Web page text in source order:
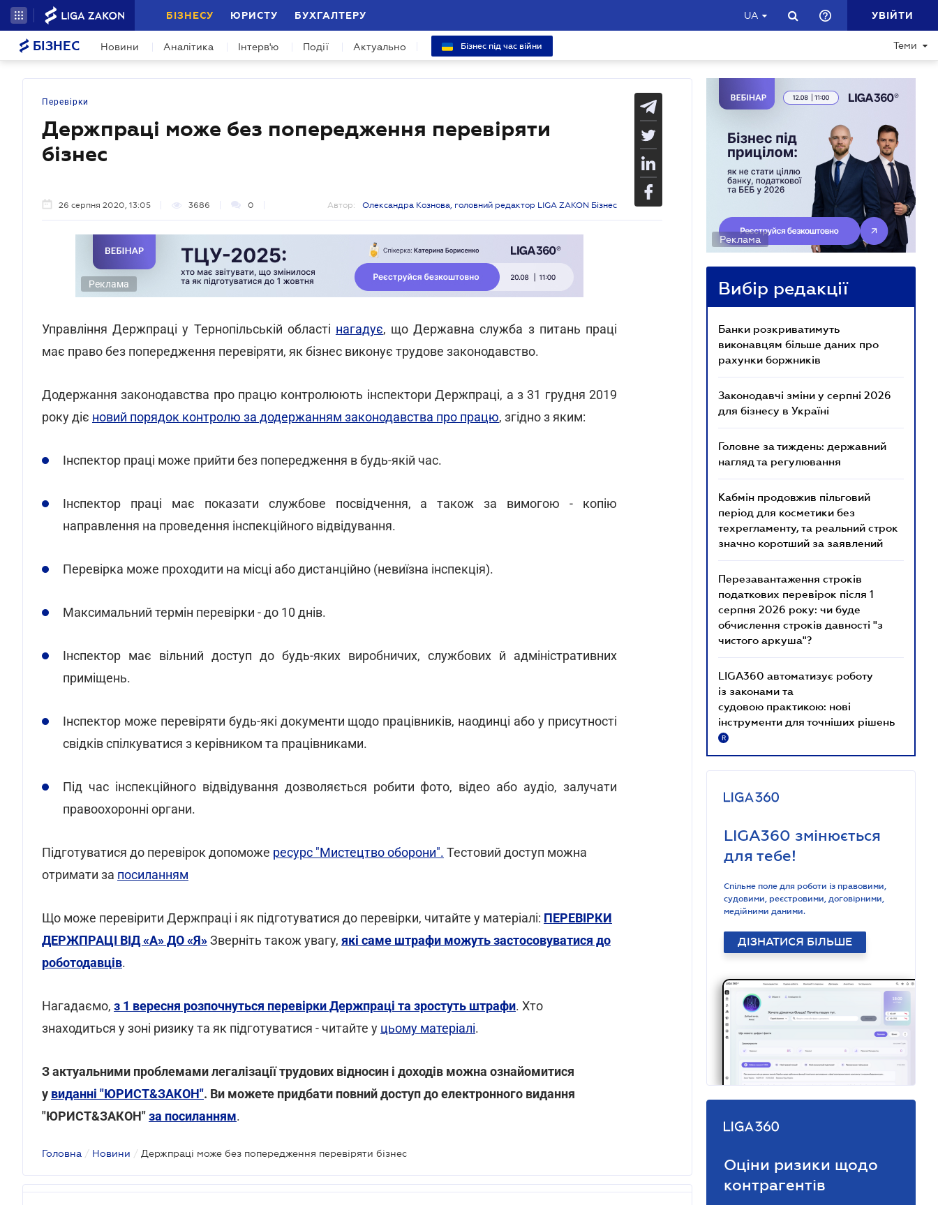
БІЗНЕСУ ЮРИСТУ БУХГАЛТЕРУ UA УВІЙТИ
БІЗНЕС Новини Аналітика Інтерв'ю Події Актуально Бізнес під час війни Теми
Перевірки
Держпраці може без попередження перевіряти
бізнес
26 серпня 2020, 13:05 3686 0 Автор: Олександра Кознова, головний редактор LIGA ZAKON Бізнес
Реклама
Управління Держпраці у Тернопільській області нагадує, що Державна служба з питань праці
має право без попередження перевіряти, як бізнес виконує трудове законодавство.
Додержання законодавства про працю контролюють інспектори Держпраці, а з 31 грудня 2019
року діє новий порядок контролю за додержанням законодавства про працю, згідно з яким:
Інспектор праці може прийти без попередження в будь-якій час.
Інспектор праці має показати службове посвідчення, а також за вимогою - копію
направлення на проведення інспекційного відвідування.
Перевірка може проходити на місці або дистанційно (невиїзна інспекція).
Максимальний термін перевірки - до 10 днів.
Інспектор має вільний доступ до будь-яких виробничих, службових й адміністративних
приміщень.
Інспектор може перевіряти будь-які документи щодо працівників, наодинці або у присутності
свідків спілкуватися з керівником та працівниками.
Під час інспекційного відвідування дозволяється робити фото, відео або аудіо, залучати
правоохоронні органи.
Підготуватися до перевірок допоможе ресурс "Мистецтво оборони". Тестовий доступ можна
отримати за посиланням
Що може перевірити Держпраці і як підготуватися до перевірки, читайте у матеріалі: ПЕРЕВІРКИ
ДЕРЖПРАЦІ ВІД «А» ДО «Я»Зверніть також увагу, які саме штрафи можуть застосовуватися до
роботодавців.
Нагадаємо, з 1 вересня розпочнуться перевірки Держпраці та зростуть штрафи. Хто
знаходиться у зоні ризику та як підготуватися - читайте у цьому матеріалі.
З актуальними проблемами легалізації трудових відносин і доходів можна ознайомитися
у виданні "ЮРИСТ&ЗАКОН". Ви можете придбати повний доступ до електронного видання
"ЮРИСТ&ЗАКОН"за посиланням.
Головна / Новини / Держпраці може без попередження перевіряти бізнес
Реклама
Вибір редакції
Банки розкриватимуть
виконавцям більше даних про
рахунки боржників
Законодавчі зміни у серпні 2026
для бізнесу в Україні
Головне за тиждень: державний
нагляд та регулювання
Кабмін продовжив пільговий
період для косметики без
техрегламенту, та реальний строк
значно коротший за заявлений
Перезавантаження строків
податкових перевірок після 1
серпня 2026 року: чи буде
обчислення строків давності "з
чистого аркуша"?
LIGA360 автоматизує роботу
із законами та
судовою практикою: нові
інструменти для точніших рішень
R
LIGA360 змінюється
для тебе!
Спільне поле для роботи із правовими,
судовими, реєстровими, договірними,
медійними даними.
ДІЗНАТИСЯ БІЛЬШЕ
Оціни ризики щодо
контрагентів